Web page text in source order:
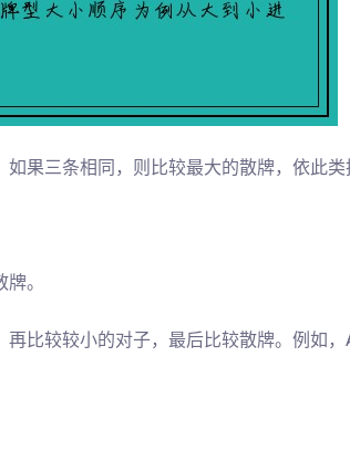
果三条相同，则比较最大的散牌，依此类
。
再比较较小的对子，最后比较散牌。例如